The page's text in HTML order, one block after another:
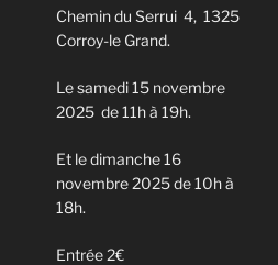
Chemin du Serrui 4, 1325
Corroy-le Grand.
Le samedi 15 novembre
2025 de 11h à 19h.
Et le dimanche 16
novembre 2025 de 10h à
18h.
Entrée 2€